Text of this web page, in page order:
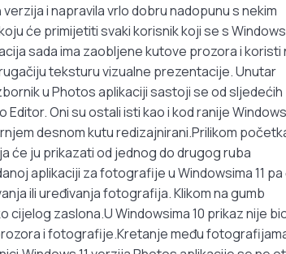
i napravila vrlo dobru nadopunu s nekim
će primijetiti svaki korisnik koji se s
sada ima zaobljene kutove prozora i koristi
teksturu vizualne prezentacije. Unutar
u Photos aplikaciji sastoji se od sljedećih
Oni su ostali isti kao i kod ranije
desnom kutu redizajnirani.Prilikom
će ju prikazati od jednog do drugog ruba
aplikaciji za fotografije u Windowsima 11
ili uređivanja fotografija. Klikom na gumb
zaslona.U Windowsima 10 prikaz nije
i fotografije.Kretanje među